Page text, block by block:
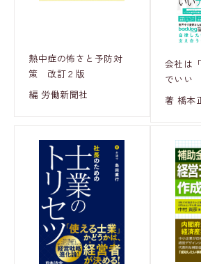
熱中症の怖さと予防対
策 改訂２版
編 労働新聞社
会社は
でいい
著 橋本